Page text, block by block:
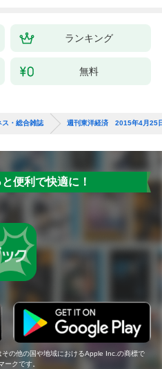
ランキング
無料
ス・総合雑誌 週刊東洋経済 2015年4月25
便利で快適に！
の他の国や地域におけるApple Inc.の商標で
クです。